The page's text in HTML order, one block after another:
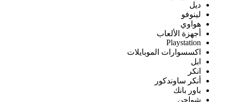
ديل
لينوفو
هواوي
أجهزة الألعاب
Playstation
اكسسوارات الموبايلات
ابل
انكر
أنكر ساوندكور
باور بانك
شواحن